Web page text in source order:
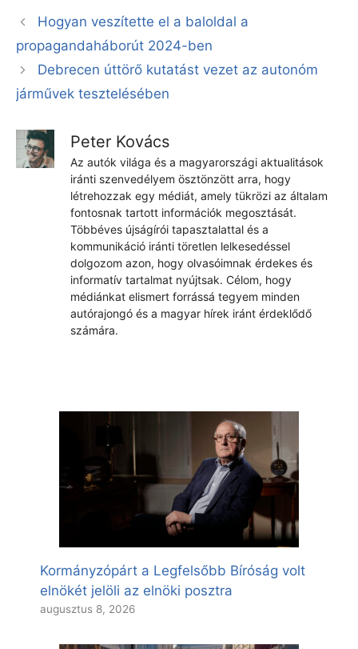
Hogyan veszítette el a baloldal a
propagandaháborút 2024-ben
Debrecen úttörő kutatást vezet az autonóm
járművek tesztelésében
Peter Kovács
Az autók világa és a magyarországi aktualitások
iránti szenvedélyem ösztönzött arra, hogy
létrehozzak egy médiát, amely tükrözi az általam
fontosnak tartott információk megosztását.
Többéves újságírói tapasztalattal és a
kommunikáció iránti töretlen lelkesedéssel
dolgozom azon, hogy olvasóimnak érdekes és
informatív tartalmat nyújtsak. Célom, hogy
médiánkat elismert forrássá tegyem minden
autórajongó és a magyar hírek iránt érdeklődő
számára.
Kormányzópárt a Legfelsőbb Bíróság volt
elnökét jelöli az elnöki posztra
augusztus 8, 2026